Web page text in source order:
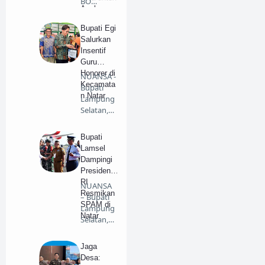
Anak
Kaum
Dhuafa
berikan
kado le…
Bupati Egi
Salurkan
Insentif
Guru
Honorer di
Kecamata
n Natar
NUANSA -
Bupati
Lampung
Selatan,
Egi Pra…
Bupati
Lamsel
Dampingi
Presiden
RI
Resmikan
SPAM di
Natar
NUANSA
– Bupati
Lampung
Selatan,
Nanang
Erman…
Jaga
Desa: